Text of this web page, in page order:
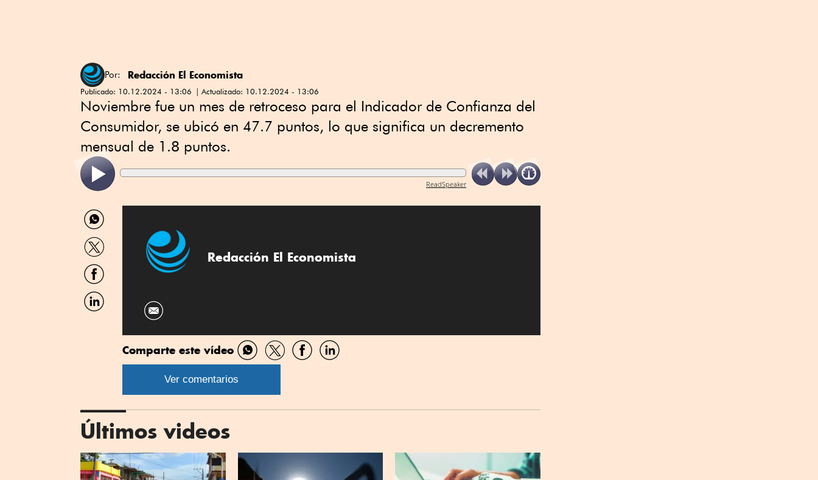
Por: Redacción El Economista
Publicado: 10.12.2024 - 13:06 Actualizado: 10.12.2024 - 13:06
Noviembre fue un mes de retroceso para el Indicador de Confianza del
Consumidor, se ubicó en 47.7 puntos, lo que significa un decremento
mensual de 1.8 puntos.
ReadSpeaker
Compartir
por
WhatsApp
Compartir
por
Twitter
Compartir
por
Facebook
Compartir
por
Redacción El Economista
Comparte este vídeo
Compartir
por
Compartir
por
CompartirCompartir
Ver comentarios
Últimos videos